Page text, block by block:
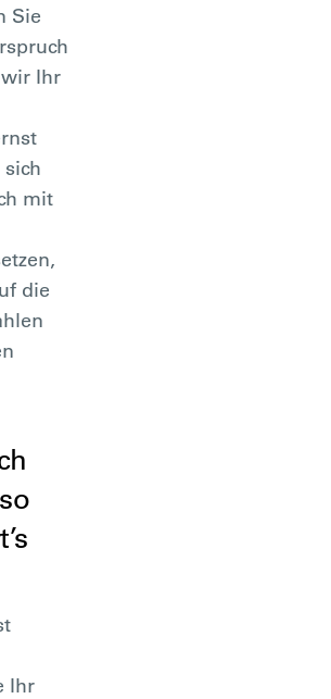
Sie
Ihr
mit
die
Ihr